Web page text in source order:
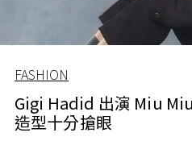
FASHION
Gigi Hadid 出演 Miu
造型十分搶眼